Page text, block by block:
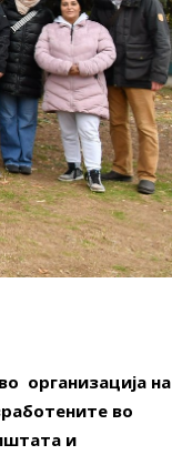
организација на
во
и